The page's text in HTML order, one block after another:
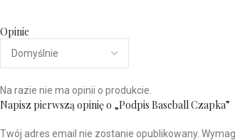
Opinie
Na razie nie ma opinii o produkcie.
Napisz pierwszą opinię o „Podpis Baseball Czapka”
Twój adres email nie zostanie opublikowany.